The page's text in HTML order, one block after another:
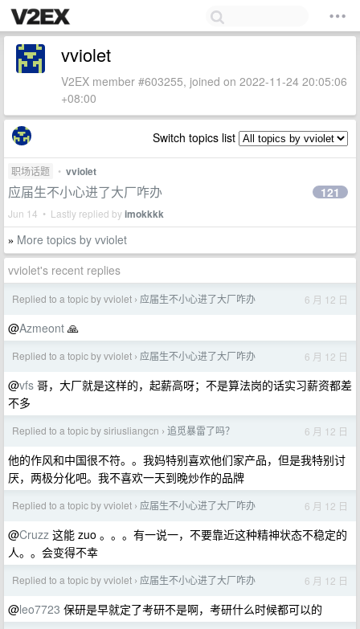
vviolet
V2EX member #603255, joined on 2022-11-24 20:05:06
+08:00
Switch topics list
职场话题 • vviolet
应届生不小心进了大厂咋办
Jun 14 • Lastly replied byimokkkk
121
» More topics by vviolet
vviolet's recent replies
Replied to a topic by vviolet › 应届生不小心进了大厂咋办 6 月 12 日
@Azmeont 🙏
Replied to a topic by vviolet › 应届生不小心进了大厂咋办 6 月 12 日
@vfs 哥，大厂就是这样的，起薪高呀；不是算法岗的话实习薪资都差
不多
Replied to a topic by siriusliangcn › 追觅暴雷了吗？ 6 月 12 日
他的作风和中国很不符。。我妈特别喜欢他们家产品，但是我特别讨
厌，两极分化吧。我不喜欢一天到晚炒作的品牌
Replied to a topic by vviolet › 应届生不小心进了大厂咋办 6 月 12 日
@Cruzz 这能 zuo 。。。有一说一，不要靠近这种精神状态不稳定的
人。。会变得不幸
Replied to a topic by vviolet › 应届生不小心进了大厂咋办 6 月 12 日
@leo7723 保研是早就定了考研不是啊，考研什么时候都可以的